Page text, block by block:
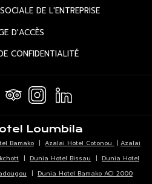
NOUVEL
ONGLET
DE L'ENTREPRISEOUVRIR
D'ACCÈS
NOUVEL
ONGLET
CONFIDENTIALITÉOUVRIR
Loumbila
Bamako | Azalai Hotel Cotonou | Azalai
| Dunia Hotel Bissau | Dunia Hotel
| Dunia Hotel Bamako ACI 2000